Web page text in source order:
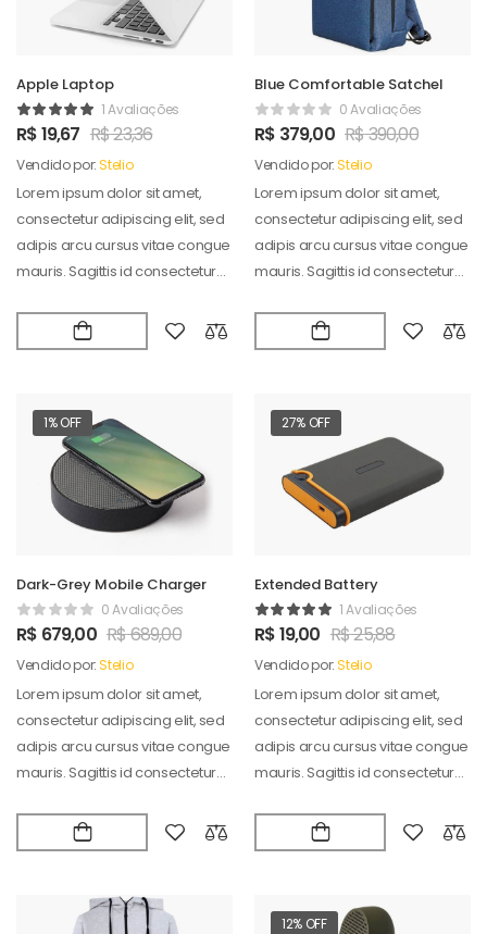
Apple Laptop
1 Avaliações
R$19,67 R$23,36
Vendido por:Stelio
Lorem ipsum dolor sit amet,
consectetur adipiscing elit, sed
adipis arcu cursus vitae congue
mauris. Sagittis id consectetur
Blue Comfortable Satchel
0 Avaliações
R$ 379,00 R$390,00
Vendido por:Stelio
Lorem ipsum dolor sit amet,
consectetur adipiscing elit, sed
adipis arcu cursus vitae congue
mauris. Sagittis id consectetur
1% OFF
Dark-Grey Mobile Charger
0 Avaliações
R$ 679,00 R$689,00
Vendido por:Stelio
Lorem ipsum dolor sit amet,
consectetur adipiscing elit, sed
adipis arcu cursus vitae congue
mauris. Sagittis id consectetur
27% OFF
Extended Battery
1 Avaliações
R$19,00 R$25,88
Vendido por:Stelio
Lorem ipsum dolor sit amet,
consectetur adipiscing elit, sed
adipis arcu cursus vitae congue
mauris. Sagittis id consectetur
12% OFF